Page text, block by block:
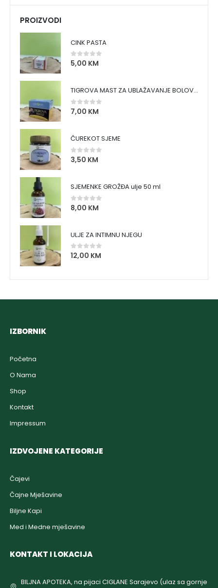
PROIZVODI
CINK PASTA
0 out of 5
5,00 KM
TIGROVA MAST ZA UBLAŽAVANJE BOLOVA I ZAGRIJAVANJE MIŠIĆA
0 out of 5
7,00 KM
ČUREKOT SJEME
0 out of 5
3,50 KM
SJEMENKE GROŽĐA ulje 50 ml
0 out of 5
8,00 KM
ULJE ZA INTIMNU NJEGU
0out of 5
12,00 KM
IZBORNIK
Početna
O Nama
Shop
Kontakt
Impressum
IZDVOJENE KATEGORIJE
Čajevi
Čajne Mješavine
Biljne Kapi
Med i Medne mješavine
KONTAKT I LOKACIJA
BILJNA APOTEKA, na pijaci CIGLANE Sarajevo (ulaz sa gornje